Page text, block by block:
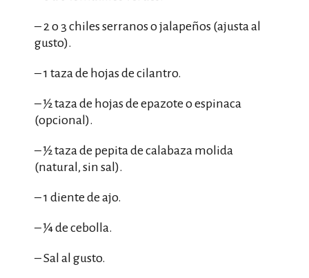
– 2 o 3 chiles serranos o jalapeños (ajusta al
gusto).
– 1 taza de hojas de cilantro.
– ½ taza de hojas de epazote o espinaca
(opcional).
– ½ taza de pepita de calabaza molida
(natural, sin sal).
– 1 diente de ajo.
– ¼ de cebolla.
– Sal al gusto.